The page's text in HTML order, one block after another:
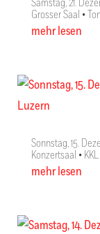
Grosser Saal •
mehr lesen
Sonnstag, 15.
Konzertsaal •
mehr lesen